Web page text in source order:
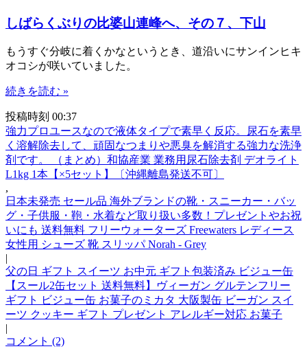
しばらくぶりの比婆山連峰へ、その７、下山
もうすぐ分岐に着くかなというとき、道沿いにサンインヒキ
オコシが咲いていました。
続きを読む »
投稿時刻 00:37
強力プロユースなので液体タイプで素早く反応。尿石を素早
く溶解除去して、頑固なつまりや悪臭を解消する強力な洗浄
剤です。 （まとめ）和協産業 業務用尿石除去剤 デオライト
L1kg 1本【×5セット】〔沖縄離島発送不可〕
,
日本未発売 セール品 海外ブランドの靴・スニーカー・バッ
グ・子供服・鞄・水着など取り扱い多数！プレゼントやお祝
いにも 送料無料 フリーウォーターズ Freewaters レディース
女性用 シューズ 靴 スリッパ Norah - Grey
|
父の日 ギフト スイーツ お中元 ギフト包装済み ビジュー缶
【スール2缶セット 送料無料】ヴィーガン グルテンフリー
ギフト ビジュー缶 お菓子のミカタ 大阪製缶 ビーガン スイ
ーツ クッキー ギフト プレゼント アレルギー対応 お菓子
|
コメント (2)